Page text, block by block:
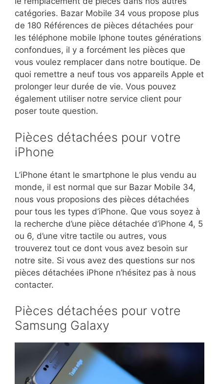
catégories. Bazar Mobile 34 vous propose plus
de 180 Références de pièces détachées pour
les téléphone mobile Iphone toutes générations
confondues, il y a forcément les pièces que
vous voulez remplacer dans notre boutique. De
quoi remettre a neuf tous vos appareils Apple et
prolonger leur durée de vie. Vous pouvez
également utiliser notre service client pour
poser toute question.
Pièces détachées pour votre
iPhone
L’iPhone étant le smartphone le plus vendu au
monde, il est normal que sur Bazar Mobile 34,
nous vous proposions des pièces détachées
pour tous les types d’iPhone. Que vous soyez à
la recherche d’une pièce détachée d’iPhone 4, 5
ou 6, d’une vitre tactile ou autres, vous
trouverez tout ce dont vous avez besoin sur
notre site. Si vous avez des questions sur nos
pièces détachées iPhone n’hésitez pas à nous
contacter.
Pièces détachées pour votre
Samsung Galaxy